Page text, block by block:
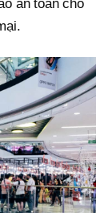
an toàn cho